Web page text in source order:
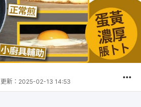
更新： 2025-02-13 14:53